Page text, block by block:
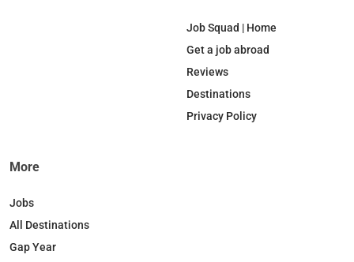
Job Squad | Home
Get a job abroad
Reviews
Destinations
Privacy Policy
More
Jobs
All Destinations
Gap Year